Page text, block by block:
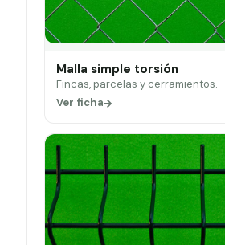
Malla simple torsión
Fincas, parcelas y cerramientos.
Ver ficha